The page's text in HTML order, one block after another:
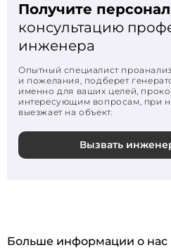
Получите
консультацию
инженера
Опытный специалист
и пожелания, подберет
именно для ваших целей,
интересующим вопросам, при
выезжает на объект.
Вызвать
Больше информации о нас